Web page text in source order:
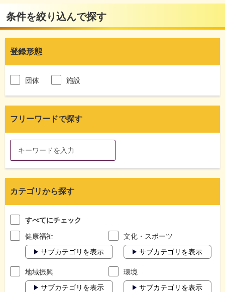
条件を絞り込んで探す
登録形態
団体 施設
フリーワードで探す
カテゴリから探す
すべてにチェック
健康福祉
サブカテゴリを表示
文化・スポーツ
サブカテゴリを表示
地域振興
サブカテゴリを表示
環境
サブカテゴリを表示